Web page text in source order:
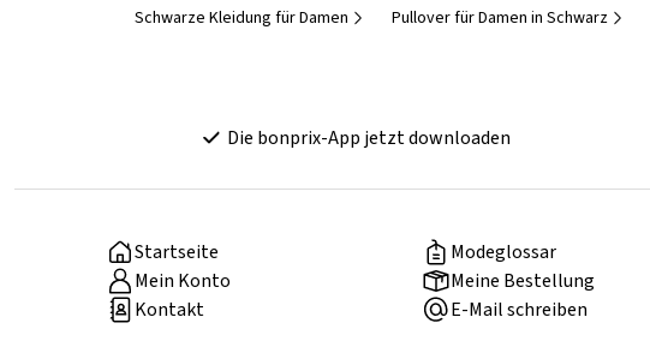
Schwarze Kleidung für Damen Pullover für Damen in Schwarz
Die bonprix-App jetzt downloaden
Startseite
Modeglossar
Mein Konto
Meine Bestellung
Kontakt
E-Mail schreiben